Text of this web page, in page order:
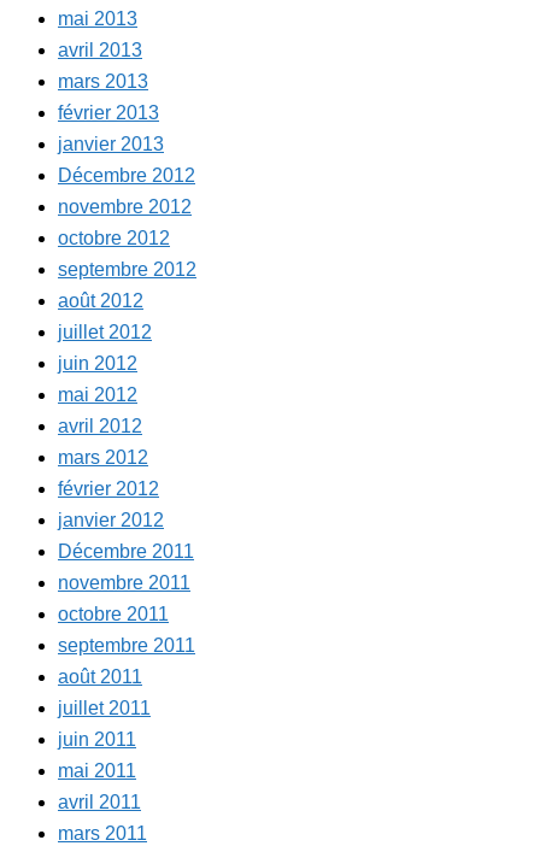
mai 2013
avril 2013
mars 2013
février 2013
janvier 2013
Décembre 2012
novembre 2012
octobre 2012
septembre 2012
août 2012
juillet 2012
juin 2012
mai 2012
avril 2012
mars 2012
février 2012
janvier 2012
Décembre 2011
novembre 2011
octobre 2011
septembre 2011
août 2011
juillet 2011
juin 2011
mai 2011
avril 2011
mars 2011